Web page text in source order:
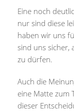
Eine noch
nur sind diese
haben wir uns
sind uns sicher,
zu dürfen.
Auch die
eine Matte zum
dieser